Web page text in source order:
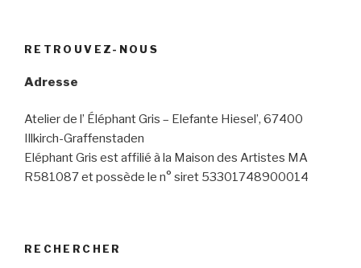
RETROUVEZ-NOUS
Adresse
Atelier de l’ Éléphant Gris – Elefante Hiesel’, 67400
Illkirch-Graffenstaden
Eléphant Gris est affilié à la Maison des Artistes MA
R581087 et possède le n° siret 53301748900014
RECHERCHER